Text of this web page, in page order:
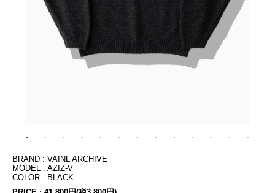
BRAND : VAINL ARCHIVE
MODEL : AZIZ-V
COLOR : BLACK